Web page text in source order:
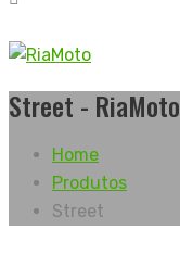
Street - RiaMoto
Home
Produtos
Street